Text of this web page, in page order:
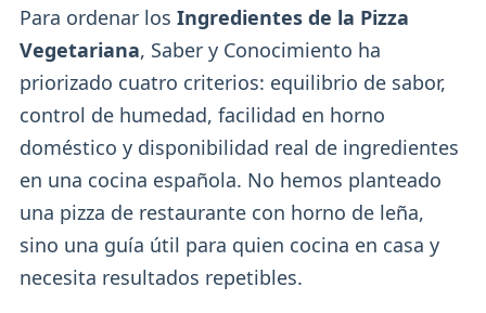
Para ordenar los Ingredientes de la Pizza
Vegetariana, Saber y Conocimiento ha
priorizado cuatro criterios: equilibrio de sabor,
control de humedad, facilidad en horno
doméstico y disponibilidad real de ingredientes
en una cocina española. No hemos planteado
una pizza de restaurante con horno de leña,
sino una guía útil para quien cocina en casa y
necesita resultados repetibles.